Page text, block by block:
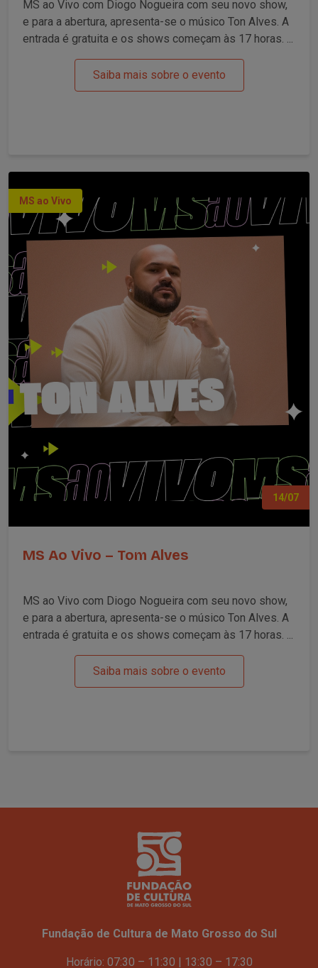
MS ao Vivo com Diogo Nogueira com seu novo show,
e para a abertura, apresenta-se o músico Ton Alves. A
entrada é gratuita e os shows começam às 17 horas. ...
Saiba mais sobre o evento
MS ao Vivo
14/07
MS Ao Vivo – Tom Alves
MS ao Vivo com Diogo Nogueira com seu novo show,
e para a abertura, apresenta-se o músico Ton Alves. A
entrada é gratuita e os shows começam às 17 horas. ...
Saiba mais sobre o evento
Fundação de Cultura de Mato Grosso do Sul
Horário: 07:30 – 11:30 | 13:30 – 17:30